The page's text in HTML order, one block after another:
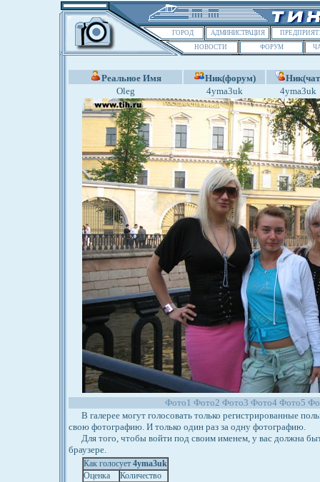
ГОРОД АДМИНИСТРАЦИЯ
НОВОСТИ
ФОРУМ
Реальное Имя Ник(форум)
Oleg
4yma3uk 4yma3uk
Фото1 Фото2 Фото3 Фото4 Фото5
В галерее могут голосовать только регистрированные
свою фотографию. И только один раз за одну фотографию.
Для того, чтобы войти под своим именем, у вас должна
браузере.
Как голосует 4yma3uk
Оценка
Количество